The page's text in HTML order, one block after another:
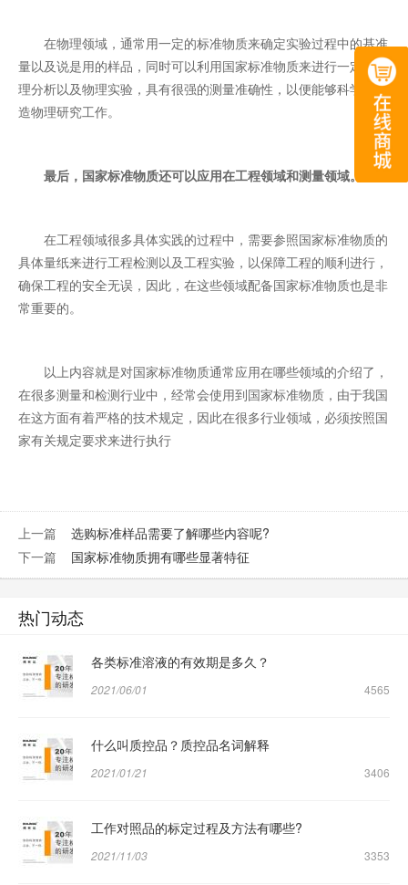
在物理领域，通常用一定的标准物质来确定实验过程中的基准
量以及说是用的样品，同时可以利用国家标准物质来进行一定的物
理分析以及物理实验，具有很强的测量准确性，以便能够科学的制
造物理研究工作。
最后，国家标准物质还可以应用在工程领域和测量领域。
在工程领域很多具体实践的过程中，需要参照国家标准物质的
具体量纸来进行工程检测以及工程实验，以保障工程的顺利进行，
确保工程的安全无误，因此，在这些领域配备国家标准物质也是非
常重要的。
以上内容就是对国家标准物质通常应用在哪些领域的介绍了，
在很多测量和检测行业中，经常会使用到国家标准物质，由于我国
在这方面有着严格的技术规定，因此在很多行业领域，必须按照国
家有关规定要求来进行执行
上一篇 选购标准样品需要了解哪些内容呢?
下一篇 国家标准物质拥有哪些显著特征
热门动态
各类标准溶液的有效期是多久？
2021/06/01 4565
什么叫质控品？质控品名词解释
2021/01/21 3406
工作对照品的标定过程及方法有哪些?
2021/11/03 3353